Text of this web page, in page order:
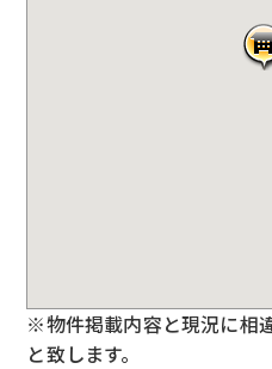
※物件掲載内容と現況に相
と致します。